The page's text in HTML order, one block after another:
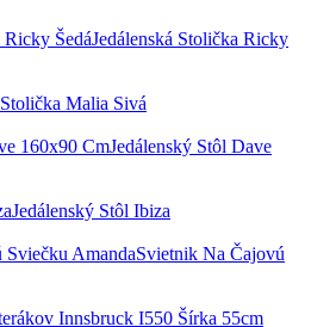
Jedálenská Stolička Ricky
Stolička Malia Sivá
Jedálenský Stôl Dave
Jedálenský Stôl Ibiza
Svietnik Na Čajovú